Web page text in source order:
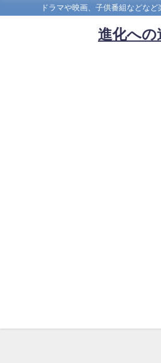
ドラマや映画、子供番組などなど
進化への